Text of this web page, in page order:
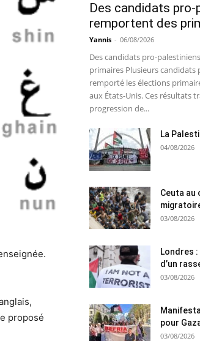
proposé
Des candidats pro-
remportent des
Yannis - 06/08/2026
Des candidats pro-
primaires Plusieurs
remporté les élections
aux États-Unis. Ces résultats
progression de...
La
04/08/2026
Ceuta
03/08/2026
Londres
d’un
03/08/2026
pour
03/08/2026